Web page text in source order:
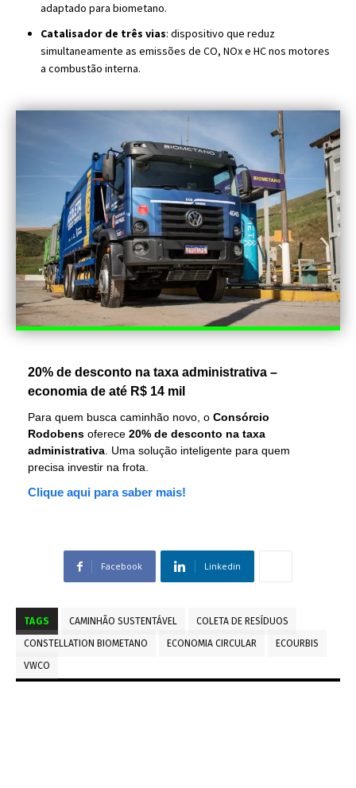
adaptado para biometano.
Catalisador de três vias: dispositivo que reduz
simultaneamente as emissões de CO, NOx e HC nos motores
a combustão interna.
20% de desconto na taxa administrativa –
economia de até R$ 14 mil
Para quem busca caminhão novo, o Consórcio
Rodobens oferece 20% de desconto na taxa
administrativa . Uma solução inteligente para quem
precisa investir na frota.
Clique aqui para saber mais!
Facebook Linkedin
TAGS CAMINHÃO SUSTENTÁVEL
COLETA DE RESÍDUOS
CONSTELLATION BIOMETANO
ECONOMIA CIRCULAR
ECOURBIS
VWCO